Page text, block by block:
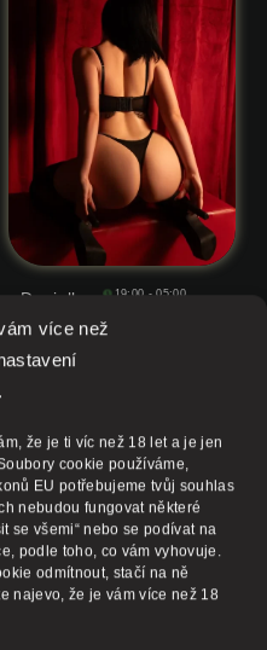
více než
že je ti víc než 18 let a je jen
cookie používáme,
EU potřebujeme tvůj souhlas
nebudou fungovat některé
se všemi“ nebo se podívat na
podle toho, co vám vyhovuje.
odmítnout, stačí na ně
najevo, že je vám více než 18
Danielle 19:00 - 05:00
Pštrossova 14, Praha 1
Váha:53